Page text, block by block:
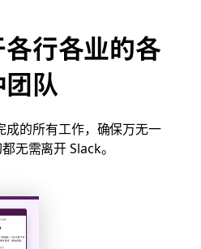
行各业的各
团队
成的所有工作，确保万无一
无需离开 Slack。